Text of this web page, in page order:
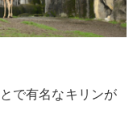
で有名なキリンが